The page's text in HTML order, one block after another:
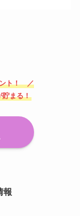
ト！ ／
貯まる！
報